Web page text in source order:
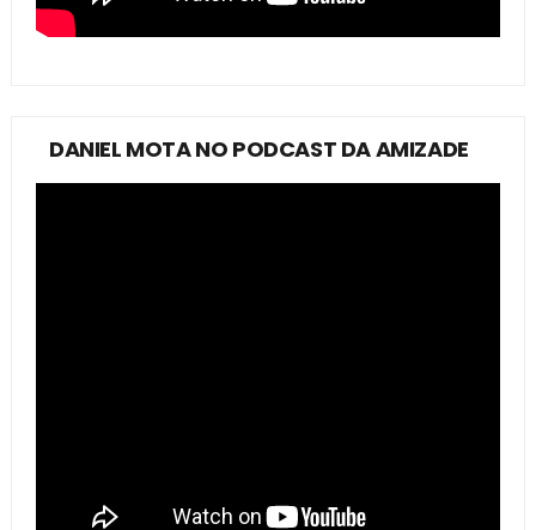
DANIEL MOTA NO PODCAST DA AMIZADE